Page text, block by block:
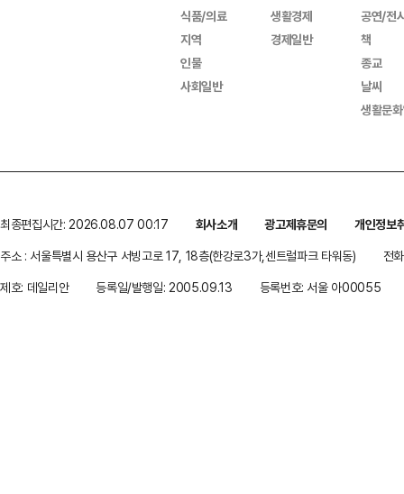
식품/의료
지역
인물
사회일반
생활경제
경제일반
공연/전
책
종교
날씨
생활문
최종편집시간: 2026.08.07 00:17 회사소개 광고제휴문의
개인정보
주소 : 서울특별시 용산구 서빙고로 17, 18층(한강로3가,센트럴파크 타워동)
전
제호: 데일리안
등록일/발행일: 2005.09.13 등록번호: 서울 아00055